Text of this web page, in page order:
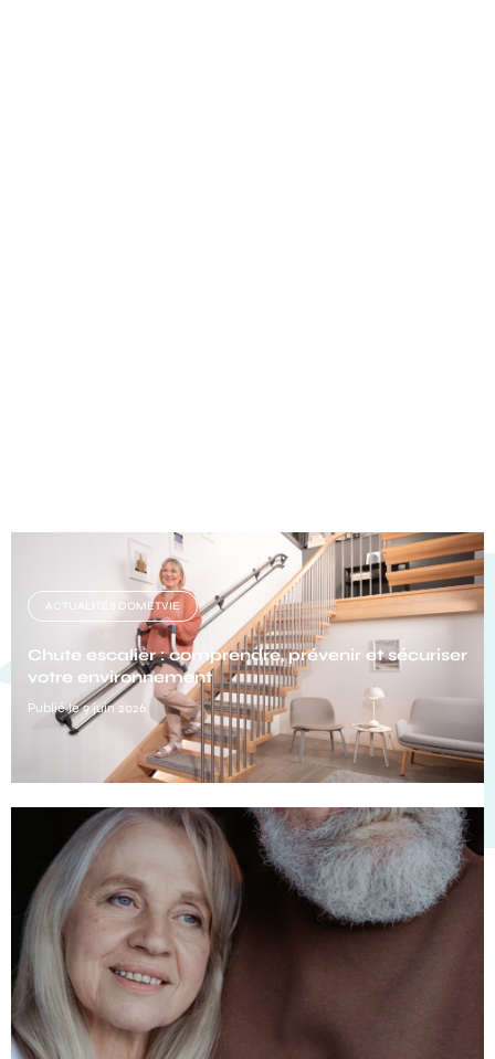
ACTUALITÉS DOMETVIE
Chute escalier : comprendre, prévenir et sécuriser
votre environnement
Publié le 9 juin 2026